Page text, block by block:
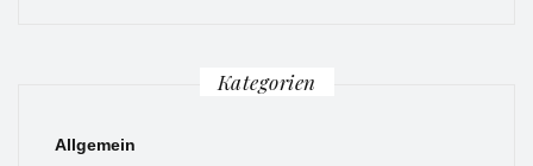
Kategorien
Allgemein